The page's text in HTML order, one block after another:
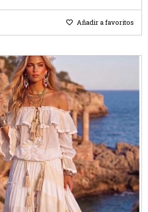
Añadir a favoritos